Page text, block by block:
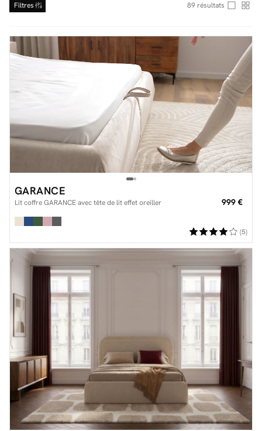
Facilité de paiements
Conseil sur mesure
Mieux nous connaître
Filtres 89 résultats
GARANCE
Lit coffre GARANCE avec tête de lit effet oreiller 999 €
(5)